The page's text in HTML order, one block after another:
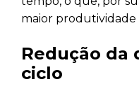
maior produtividade
Redução da
ciclo